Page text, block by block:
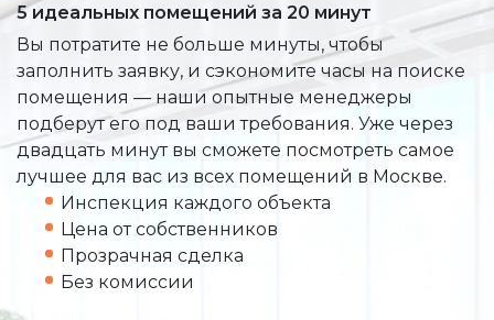
5 идеальных помещений за 20 минут
Вы потратите не больше минуты, чтобы
заполнить заявку, и сэкономите часы на поиске
помещения — наши опытные менеджеры
подберут его под ваши требования. Уже через
двадцать минут вы сможете посмотреть самое
лучшее для вас из всех помещений в Москве.
Инспекция каждого объекта
Цена от собственников
Прозрачная сделка
Без комиссии